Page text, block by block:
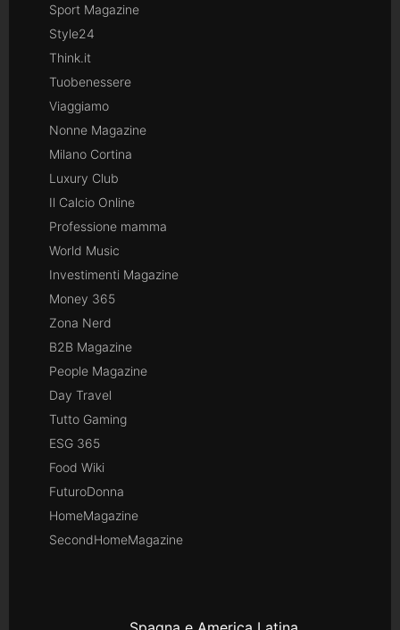
Sport Magazine
Style24
Think.it
Tuobenessere
Viaggiamo
Nonne Magazine
Milano Cortina
Luxury Club
Il Calcio Online
Professione mamma
World Music
Investimenti Magazine
Money 365
Zona Nerd
B2B Magazine
People Magazine
Day Travel
Tutto Gaming
ESG 365
Food Wiki
FuturoDonna
HomeMagazine
SecondHomeMagazine